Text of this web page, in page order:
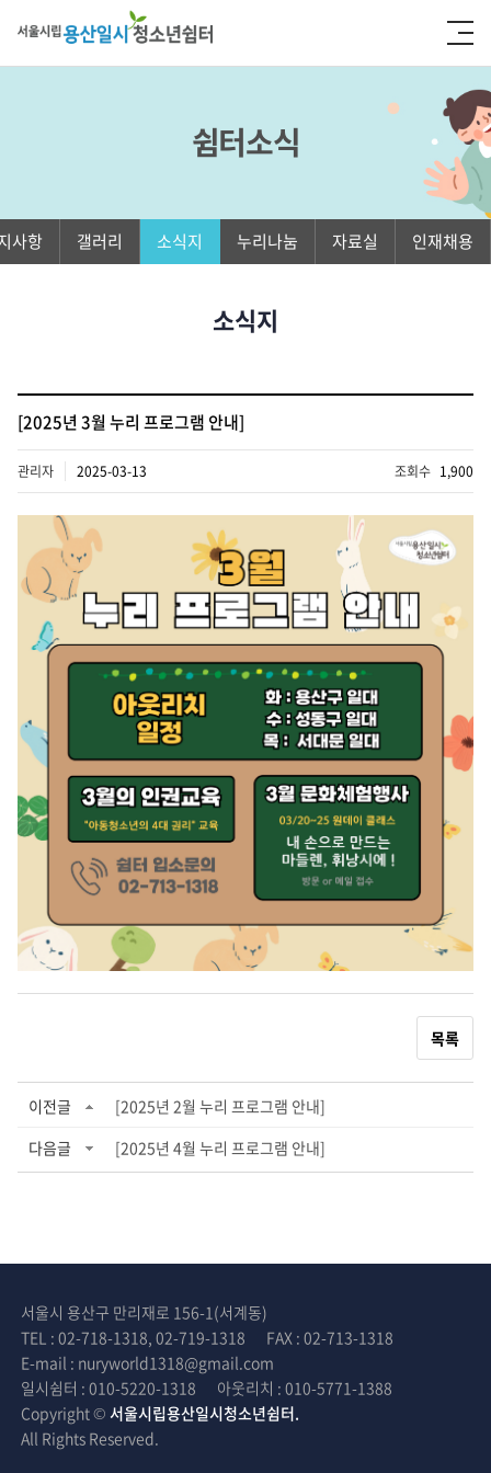
쉼터소식
사항 갤러리 소식지 누리나눔 자료실 인재채용
소식지
[2025년 3월 누리 프로그램 안내]
관리자 2025-03-13 조회수 1,900
목록
이전글
[2025년 2월 누리 프로그램 안내]
다음글
[2025년 4월 누리 프로그램 안내]
서울시 용산구 만리재로 156-1(서계동)
TEL : 02-718-1318, 02-719-1318
FAX : 02-713-1318
E-mail : nuryworld1318@gmail.com
일시쉼터 : 010-5220-1318
아웃리치 : 010-5771-1388
Copyright © 서울시립용산일시청소년쉼터.
All Rights Reserved.